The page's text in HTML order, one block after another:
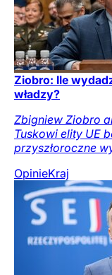
Ziobro: Ile
władzy?
Zbigniew Ziobro
Tuskowi elity UE
przyszłoroczne
OpinieKraj